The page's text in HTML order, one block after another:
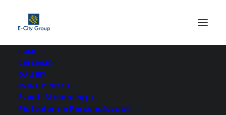
HOME
CHI SIAMO
GALLERY
EVENTI DIGITALI
Eventi Streaming
Piattaforme Personalizzabili